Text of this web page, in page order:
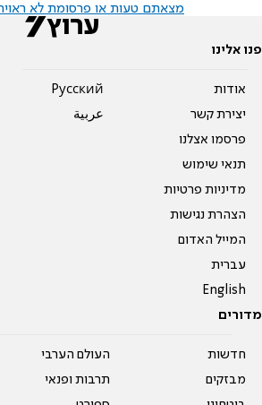
מצאתם טעות או פרסומת לא
פנו אלינו
אודות
יצירת קשר
פרסמו אצלנו
תנאי שימוש
מדיניות פרטיות
הצהרת נגישות
המייל האדום
עברית
English
Pусский
عربية
מדורים
חדשות
מבזקים
העולם הערבי
תרבות ופנאי